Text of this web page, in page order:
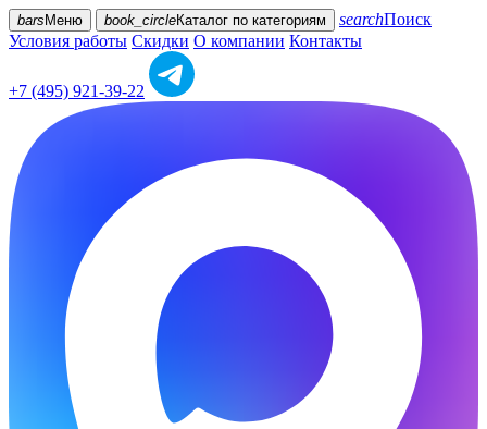
bars Меню book_circleКаталог по категориям searchПоиск
Условия работы Скидки О компании Контакты
+7 (495) 921-39-22